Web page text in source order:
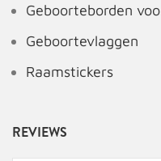
Geboorteborden
Geboortevlaggen
Raamstickers
REVIEWS